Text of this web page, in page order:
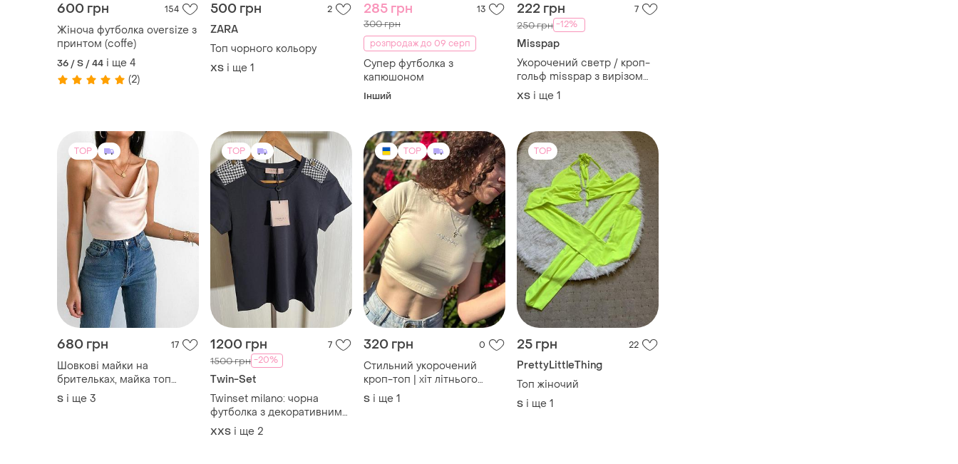
600 грн 154
Жіноча футболка oversize з
принтом (coffe)
36 / S / 44 і ще 4
(2)
500 грн 2
ZARA
Топ чорного кольору
ХS і ще 1
285 грн 13
300 грн
розпродаж до 09 серп
Супер футболка з
капюшоном
Інший
222 грн 7
250 грн -12%
Misspap
Укорочений светр / кроп-
гольф misspap з вирізом
для великого пальця, xs-s
ХS і ще 1
TOP
680 грн 17
Шовкові майки на
брительках, майка топ
шовк
S і ще 3
TOP
1200 грн 7
1500 грн -20%
Twin-Set
Twinset milano: чорна
футболка з декоративними
плечима та золотими
ґудзиками, розмір хс,с
XХS і ще 2
TOP
320 грн 0
Стильний укорочений
кроп-топ | хіт літнього
сезону
S і ще 1
TOP
25 грн 22
PrettyLittleThing
Топ жіночий
S і ще 1